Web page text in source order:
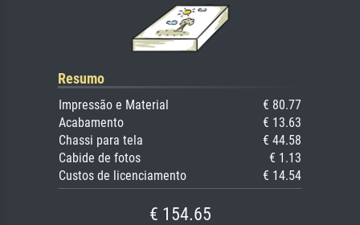
Resumo
Impressão e Material
€ 80.77
Acabamento
€ 13.63
Chassi para tela
€ 44.58
Cabide de fotos
€ 1.13
Custos de licenciamento
€ 14.54
€ 154.65